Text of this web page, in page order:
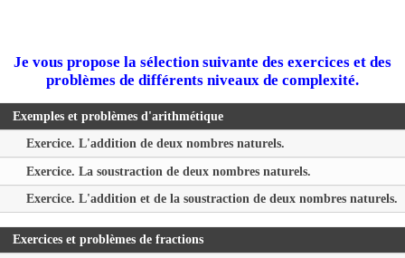
Je vous propose la sélection suivante des exercices et des
problèmes de différents niveaux de complexité.
Exemples et problèmes d'arithmétique
Exercice. L'addition de deux nombres naturels.
Exercice. La soustraction de deux nombres naturels.
Exercice. L'addition et de la soustraction de deux nombres naturels.
Exercices et problèmes de fractions